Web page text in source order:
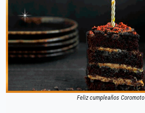
Feliz cumpleaños Coromoto